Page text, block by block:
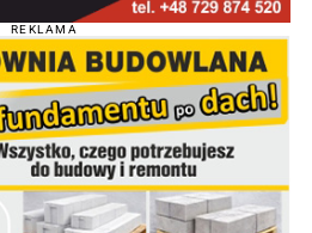
REKLAMA